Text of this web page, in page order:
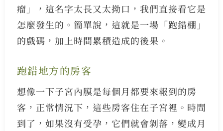
瘤」，這名字太長又太拗口，我們直接看它是
怎麼發生的。簡單說，這就是一場「跑錯棚」
的戲碼，加上時間累積造成的後果。
跑錯地方的房客
想像一下子宮內膜是每個月都要來報到的房
客，正常情況下，這些房客住在子宮裡。時間
到了，如果沒有受孕，它們就會剝落，變成月